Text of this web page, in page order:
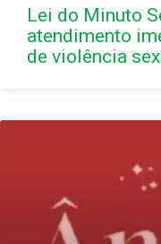
Lei do Minuto
atendimento
de violência